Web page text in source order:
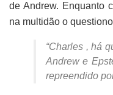
de Andrew. Enquanto
na multidão o
“Charles , há
Andrew e
repreendido